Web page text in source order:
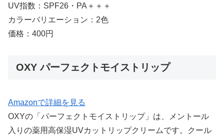
UV指数：SPF26・PA＋＋＋
カラーバリエーション：2色
価格：400円
OXY パーフェクトモイストリップ
Amazonで詳細を見る
OXYの「パーフェクトモイストリップ」は、メントール
入りの薬用高保湿UVカットリップクリームです。クール